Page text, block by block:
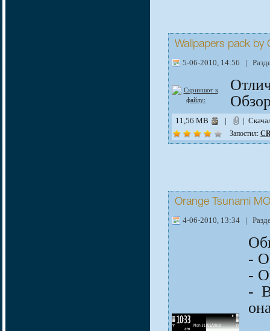
Wallpapers pack by
5-06-2010, 14:56 |
11,56 MB | |
Запостил:
Orange Tsunami
4-06-2010, 13:34 |
-
-
-